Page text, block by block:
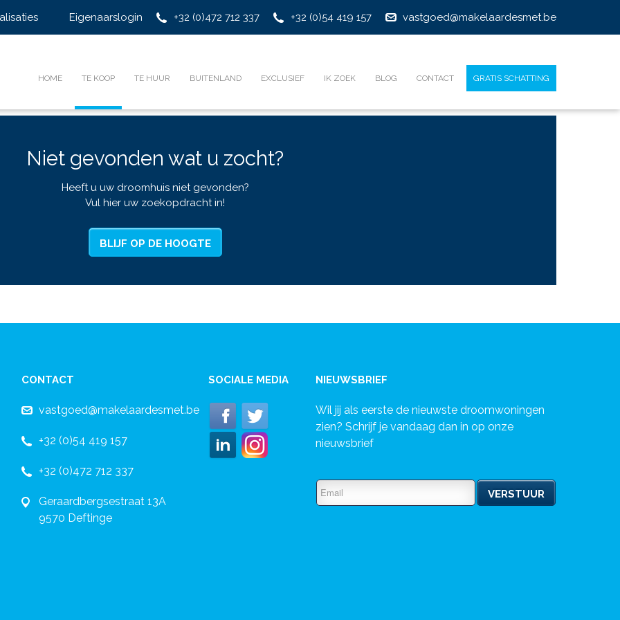
vastgoed@makelaardesmet.be
+32 (0)54 419 157
+32 (0)472 712 337
Eigenaarslogin
HOME TE KOOP TE HUUR BUITENLAND EXCLUSIEF IK ZOEK BLOG CONTACT GRATIS SCHATTING
Niet gevonden wat u zocht?
Heeft u uw droomhuis niet gevonden?
Vul hier uw zoekopdracht in!
BLIJF OP DE HOOGTE
CONTACT
vastgoed@makelaardesmet.be
+32 (0)54 419 157
+32 (0)472 712 337
Geraardbergsestraat 13A
9570 Deftinge
SOCIALE MEDIA NIEUWSBRIEF
Wil jij als eerste de nieuwste droomwoningen
zien? Schrijf je vandaag dan in op onze
nieuwsbrief